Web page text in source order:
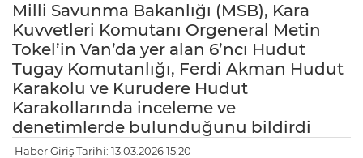
Milli Savunma Bakanlığı (MSB), Kara
Kuvvetleri Komutanı Orgeneral Metin
Tokel’in Van’da yer alan 6’ncı Hudut
Tugay Komutanlığı, Ferdi Akman Hudut
Karakolu ve Kurudere Hudut
Karakollarında inceleme ve
denetimlerde bulunduğunu bildirdi
Haber Giriş Tarihi: 13.03.2026 15:20